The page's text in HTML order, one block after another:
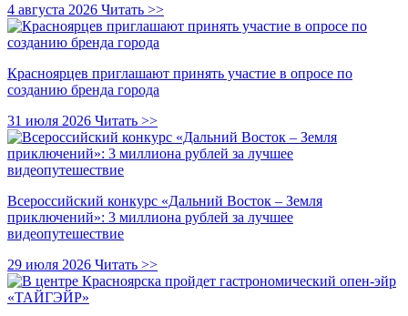
4 августа 2026 Читать >>
Красноярцев приглашают принять участие в опросе по
созданию бренда города
31 июля 2026 Читать >>
Всероссийский конкурс «Дальний Восток – Земля
приключений»: 3 миллиона рублей за лучшее
видеопутешествие
29 июля 2026 Читать >>